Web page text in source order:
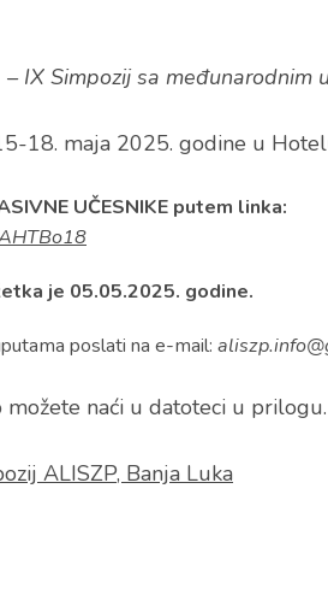
IX Simpozij sa međunarodnim
18. maja 2025. godine u
UČESNIKE putem linka:
je 05.05.2025. godine.
poslati na e-mail:
naći u datoteci u prilogu.
ALISZP, Banja Luka